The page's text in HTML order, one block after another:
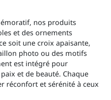
nos produits
et des ornements
soit une croix apaisante,
photo ou des motifs
est intégré pour
et de beauté. Chaque
réconfort et sérénité à ceux